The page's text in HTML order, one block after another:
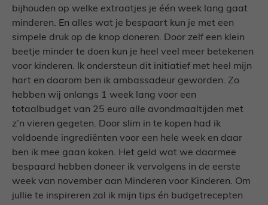
bijhouden op welke extraatjes je één week lang gaat
minderen. En alles wat je bespaart kun je met een
simpele druk op de knop doneren. Door zelf een klein
beetje minder te doen kun je heel veel meer betekenen
voor kinderen. Ik ondersteun dit initiatief met heel mijn
hart en daarom ben ik ambassadeur geworden. Zo
hebben wij onlangs 1 week lang voor een
totaalbudget van 25 euro alle avondmaaltijden met
z’n vieren gegeten. Door slim in te kopen had ik
voldoende ingrediënten voor een hele week en daar
ben ik mee gaan koken. Het geld wat we daarmee
bespaard hebben doneer ik vervolgens in de eerste
week van november aan Minderen voor Kinderen. Om
jullie te inspireren zal ik mijn tips én budgetrecepten